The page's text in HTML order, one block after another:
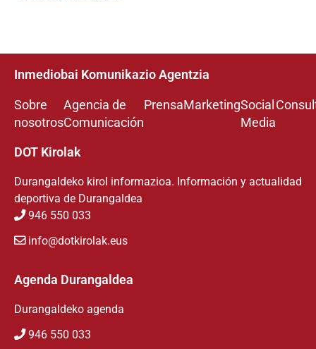
Inmediobai Komunikazio Agentzia
Sobre
nosotros
Agencia de
Comunicación
PrensaMarketingSocial
Media
DOT Kirolak
Durangaldeko kirol informazioa. Información y actualidad
deportiva de Durangaldea
946 550 033
info@dotkirolak.eus
Agenda Durangaldea
Durangaldeko agenda
946 550 033